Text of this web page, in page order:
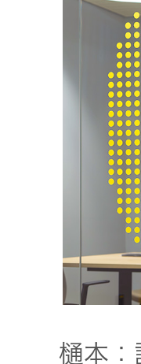
樋本：